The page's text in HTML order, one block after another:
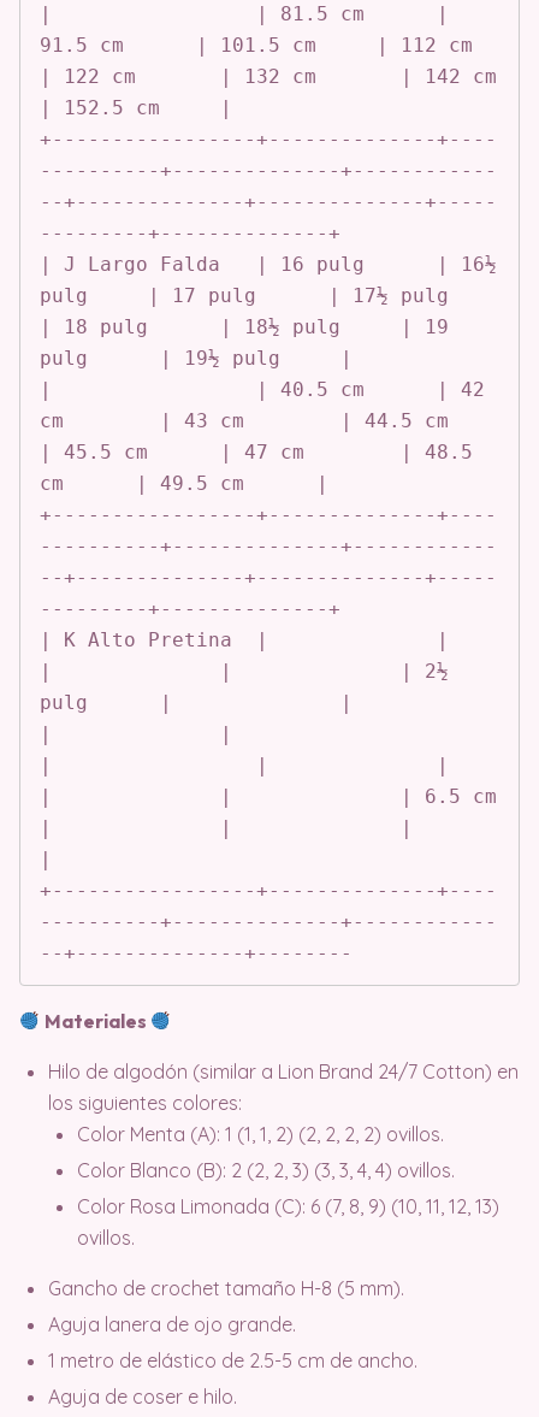
|                 | 81.5 cm      |
91.5 cm      | 101.5 cm     | 112 cm
| 122 cm       | 132 cm       | 142 cm
| 152.5 cm     |
+-----------------+--------------+----
----------+--------------+------------
--+--------------+--------------+-----
---------+--------------+
| J Largo Falda   | 16 pulg      | 16½
pulg     | 17 pulg      | 17½ pulg
| 18 pulg      | 18½ pulg     | 19
pulg      | 19½ pulg     |
|                 | 40.5 cm      | 42
cm        | 43 cm        | 44.5 cm
| 45.5 cm      | 47 cm        | 48.5
cm      | 49.5 cm      |
+-----------------+--------------+----
----------+--------------+------------
--+--------------+--------------+-----
---------+--------------+
| K Alto Pretina  |              |
|              |              | 2½
pulg      |              |
|              |
|                 |              |
|              |              | 6.5 cm
|              |              |
|
+-----------------+--------------+----
----------+--------------+------------
--+--------------+--------
Materiales
Hilo de algodón (similar a Lion Brand 24/7 Cotton) en
los siguientes colores:
Color Menta (A): 1 (1, 1, 2) (2, 2, 2, 2) ovillos.
Color Blanco (B): 2 (2, 2, 3) (3, 3, 4, 4) ovillos.
Color Rosa Limonada (C): 6 (7, 8, 9) (10, 11, 12, 13)
ovillos.
Gancho de crochet tamaño H-8 (5 mm).
Aguja lanera de ojo grande.
1 metro de elástico de 2.5-5 cm de ancho.
Aguja de coser e hilo.